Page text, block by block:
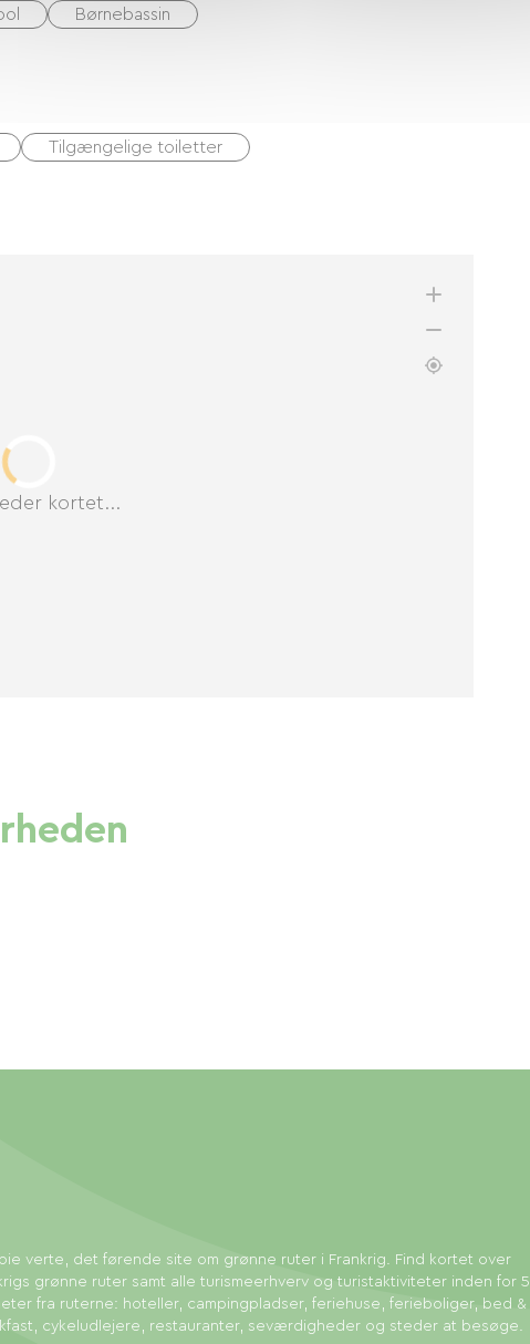
Børnebassin
Tilgængelige toiletter
kortet...
verte, det førende site om grønne ruter i Frankrig. Find kortet over
grønne ruter samt alle turismeerhverv og turistaktiviteter inden for 5
fra ruterne: hoteller, campingpladser, feriehuse, ferieboliger, bed &
cykeludlejere, restauranter, seværdigheder og steder at besøge.